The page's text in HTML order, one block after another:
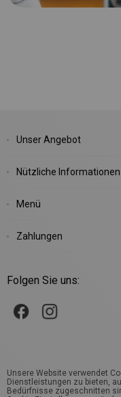
Unser Angebot
Nützliche Informationen
Menü
Zahlungen
Folgen Sie uns:
Unsere Website verwendet
Dienstleistungen zu bieten,
Bedürfnisse zugeschnitten